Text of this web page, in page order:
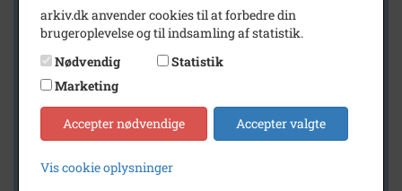
Arkiv
Faxe Kommunes Arkiver
Generelt
arkiv.dk anvender cookies til at forbedre din
brugeroplevelse og til indsamling af statistik.
Nødvendig
Statistik
Marketing
Accepter nødvendige Accepter valgte
Vis cookie oplysninger